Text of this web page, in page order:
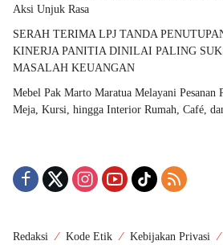
Aksi Unjuk Rasa
SERAH TERIMA LPJ TANDA
KINERJA PANITIA DINILAI PALING
MASALAH KEUANGAN
Mebel Pak Marto Maratua Melayani Pesanan
Meja, Kursi, hingga Interior Rumah, Café,
Redaksi Kode Etik Kebijakan Privasi